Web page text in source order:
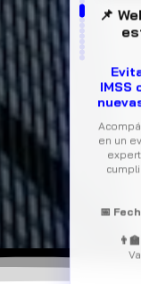
en un
📅
🎟️